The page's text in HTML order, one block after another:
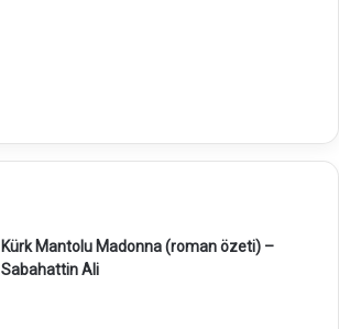
Kürk Mantolu Madonna (roman özeti) –
Sabahattin Ali